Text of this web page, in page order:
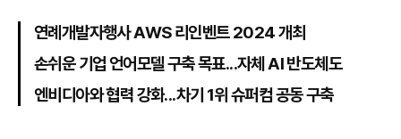
연례개발자행사 AWS 리인벤트 2024 개최
손쉬운 기업 언어모델 구축 목표...자체 AI 반도체도
엔비디아와 협력 강화...차기 1위 슈퍼컴 공동 구축